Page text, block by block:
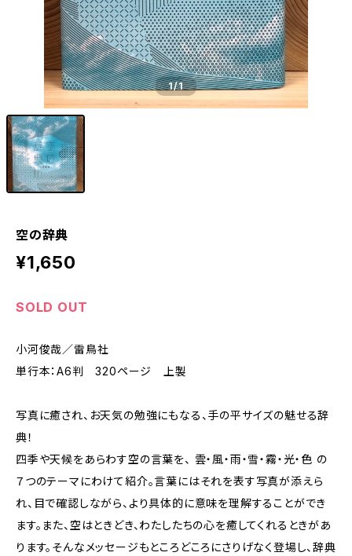
1/1
空の辞典
¥1,650
SOLD OUT
小河俊哉／雷鳥社
単行本：A6判 320ページ 上製
写真に癒され、お天気の勉強にもなる、手の平サイズの魅せる辞
典！
四季や天候をあらわす空の言葉を、 雲・風・雨・雪・霧・光・色 の
７つのテーマにわけて紹介。言葉にはそれを表す写真が添えら
れ、目で確認しながら、より具体的に意味を理解することができ
ます。また、空はときどき、わたしたちの心を癒してくれるときがあ
ります。そんなメッセージもところどころにさりげなく登場し、辞典